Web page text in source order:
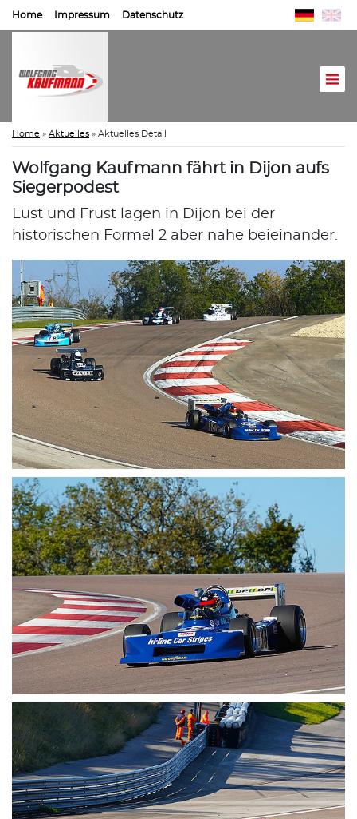
Home Impressum Datenschutz
Home » Aktuelles » Aktuelles Detail
Wolfgang Kaufmann fährt in Dijon aufs
Siegerpodest
Lust und Frust lagen in Dijon bei der
historischen Formel 2 aber nahe beieinander.